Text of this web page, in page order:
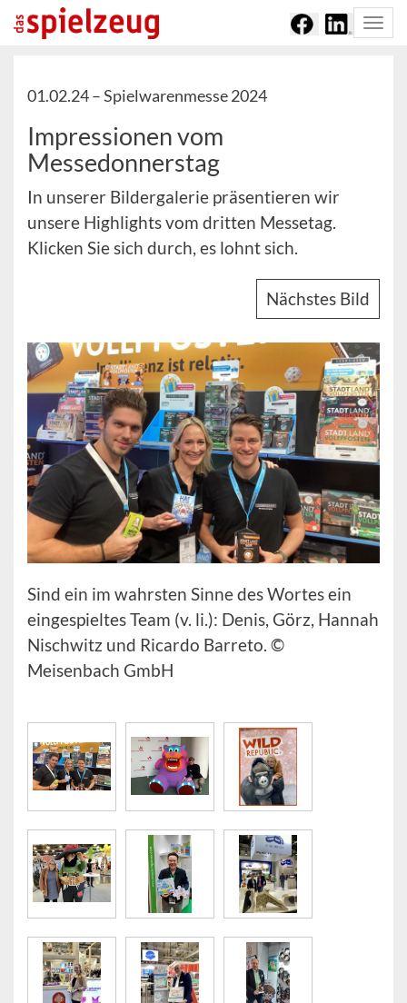
01.02.24 –Spielwarenmesse 2024
Impressionen vom
Messedonnerstag
In unserer Bildergalerie präsentieren wir
unsere Highlights vom dritten Messetag.
Klicken Sie sich durch, es lohnt sich.
Nächstes Bild
Sind ein im wahrsten Sinne des Wortes ein
eingespieltes Team (v. li.): Denis, Görz, Hannah
Nischwitz und Ricardo Barreto. ©
Meisenbach GmbH